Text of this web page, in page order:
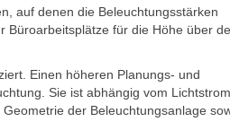
auf denen die Beleuchtungsstärken
Büroarbeitsplätze für die Höhe über
Einen höheren Planungs- und
Sie ist abhängig vom Lichtstrom
der Beleuchtungsanlage